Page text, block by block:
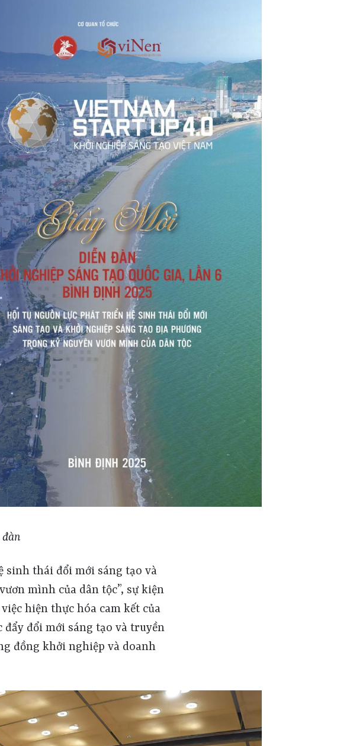
sinh thái đổi mới sáng tạo và
mình của dân tộc”, sự kiện
hiện thực hóa cam kết của
đẩy đổi mới sáng tạo và truyền
đồng khởi nghiệp và doanh